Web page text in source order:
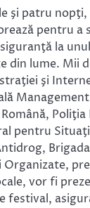
şi patru
pentru a
la
din lume. Mii
şi
Poliţia
pentru
Organizate,
vor fi
festival,